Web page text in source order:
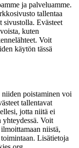
ja palveluamme.
tallentaa
Evästeet
kuten
Voit
käytön tässä
poistaminen voi
tallentavat
jotta niitä ei
yhteydessä. Voit
ilmoittamaan niistä,
Lisätietoja